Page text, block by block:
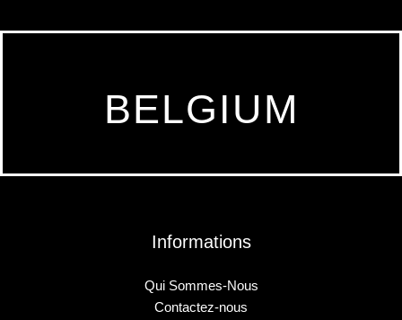
BELGIUM
Informations
Qui Sommes-Nous
Contactez-nous